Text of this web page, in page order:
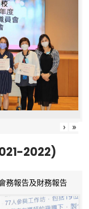
› »
2022)
務報告及財務報告